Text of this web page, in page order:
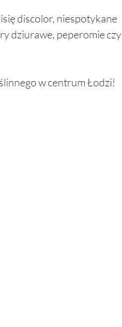
discolor, niespotykane
dziurawe, peperomie czy
w centrum Łodzi!